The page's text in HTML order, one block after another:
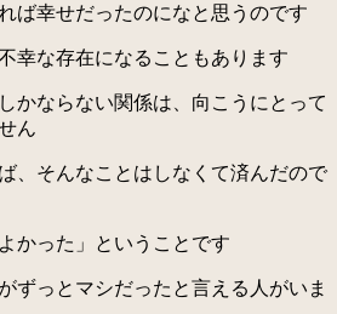
ば幸せだったのになと思うのです
幸な存在になることもあります
かならない関係は、向こうにとって
ん
、そんなことはしなくて済んだので
かった」ということです
ずっとマシだったと言える人がいま